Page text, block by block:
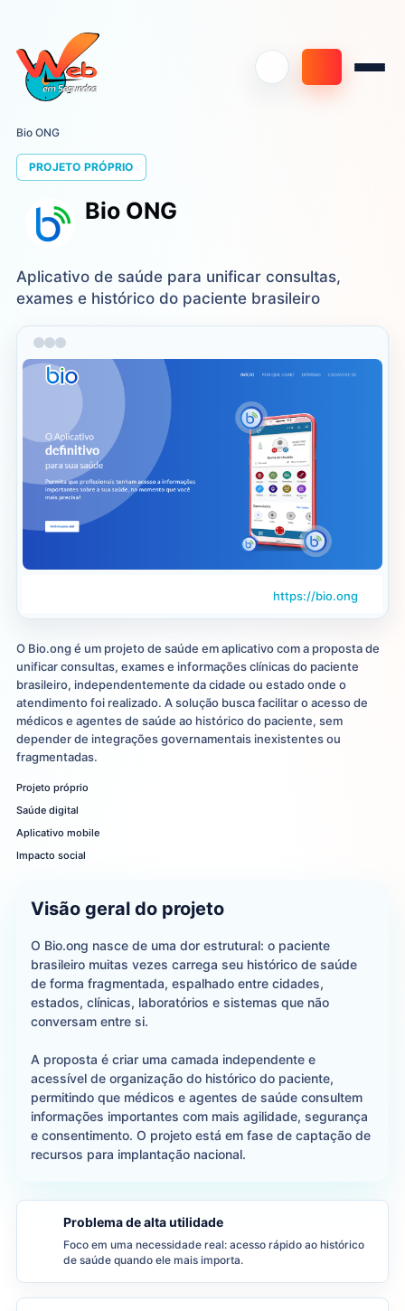
Bio ONG
PROJETO PRÓPRIO
Bio ONG
Aplicativo de saúde para unificar consultas,
exames e histórico do paciente brasileiro
https://bio.ong
O Bio.ong é um projeto de saúde em aplicativo com a proposta de
unificar consultas, exames e informações clínicas do paciente
brasileiro, independentemente da cidade ou estado onde o
atendimento foi realizado. A solução busca facilitar o acesso de
médicos e agentes de saúde ao histórico do paciente, sem
depender de integrações governamentais inexistentes ou
fragmentadas.
Projeto próprio
Saúde digital
Aplicativo mobile
Impacto social
Visão geral do projeto
O Bio.ong nasce de uma dor estrutural: o paciente
brasileiro muitas vezes carrega seu histórico de saúde
de forma fragmentada, espalhado entre cidades,
estados, clínicas, laboratórios e sistemas que não
conversam entre si.
A proposta é criar uma camada independente e
acessível de organização do histórico do paciente,
permitindo que médicos e agentes de saúde consultem
informações importantes com mais agilidade, segurança
e consentimento. O projeto está em fase de captação de
recursos para implantação nacional.
Problema de alta utilidade
Foco em uma necessidade real: acesso rápido ao histórico
de saúde quando ele mais importa.